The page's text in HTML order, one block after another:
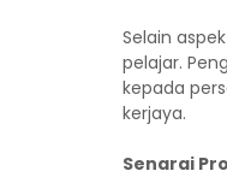
Selain
pelajar.
kepada
kerjaya.
Senarai